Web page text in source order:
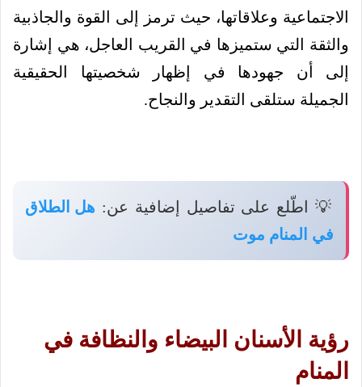
الاجتماعية وعلاقاتها، حيث ترمز إلى القوة والجاذبية
والثقة التي ستميزها في القريب العاجل، هي إشارة
إلى أن جهودها في إظهار شخصيتها الحقيقية
الجميلة ستلقى التقدير والنجاح.
💡 اطّلع على تفاصيل إضافية عن: هل الطلاق
في المنام موت
رؤية الأسنان البيضاء والنظافة في
المنام